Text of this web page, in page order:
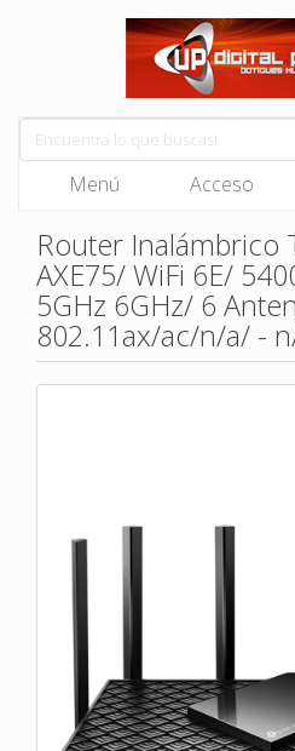
Menú Acceso
Router Inalámbrico
AXE75/ WiFi 6E/
5GHz 6GHz/ 6
802.11ax/ac/n/a/ -